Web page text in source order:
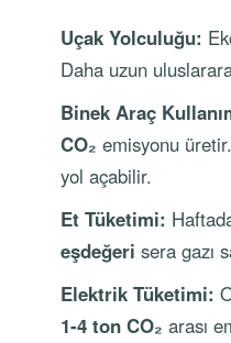
Uçak Yolculuğu:
Daha uzun
Binek Araç
CO₂ emisyonu
yol açabilir.
Et Tüketimi:
eşdeğeri sera gazı
Elektrik Tüketimi:
1-4 ton CO₂ arası